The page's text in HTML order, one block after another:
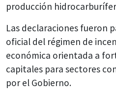
producción
Las declaraciones fueron
oficial del régimen de
económica orientada a
capitales para sectores
por el Gobierno.